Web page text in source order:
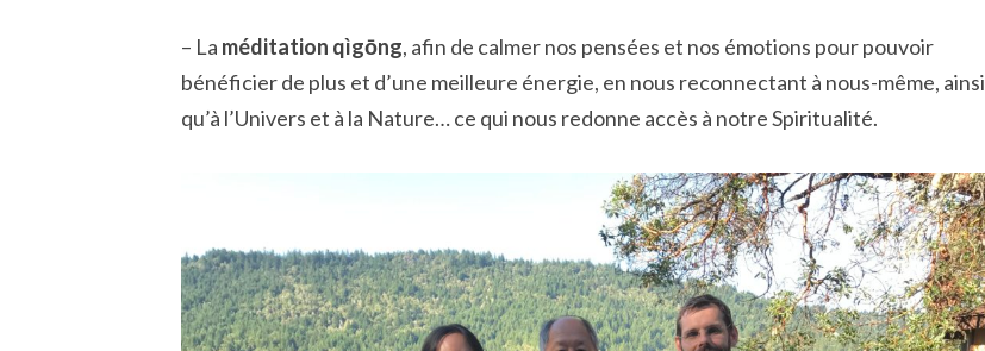
– La méditation qìgōng, afin de calmer nos pensées et nos émotions pour pouvoir
bénéficier de plus et d’une meilleure énergie, en nous reconnectant à nous-même, ainsi
qu’à l’Univers et à la Nature… ce qui nous redonne accès à notre Spiritualité.